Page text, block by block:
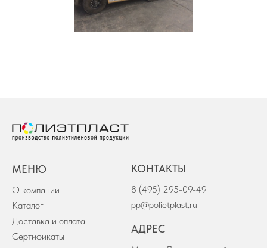
О компании
8 (495) 295-09-49
pp@polietplast.ru
Каталог
Доставка и оплата
Сертификаты
МЕНЮ КОНТАКТЫ
АДРЕС